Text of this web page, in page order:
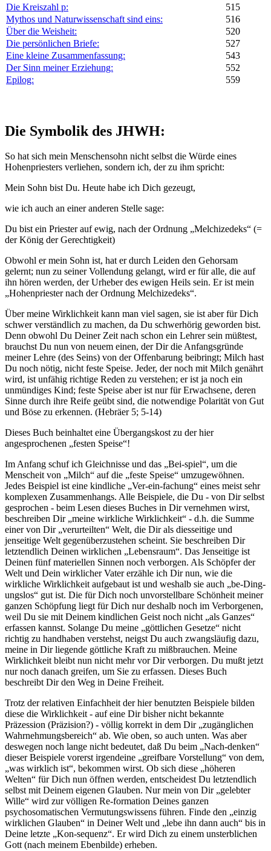
Die Kreiszahl p:
515
Mythos und Naturwissenschaft sind eins:
516
Über die Weisheit:
520
Die persönlichen Briefe:
527
Eine kleine Zusammenfassung:
543
Der Sinn meiner Erziehung:
552
Epilog:
559
Die Symbolik des JHWH:
So hat sich mein Menschensohn nicht selbst die Würde eines
Hohenpriesters verliehen, sondern ich, der zu ihm spricht:
Mein Sohn bist Du. Heute habe ich Dich gezeugt,
wie ich auch an einer anderen Stelle sage:
Du bist ein Priester auf ewig, nach der Ordnung „Melchizedeks“ (=
der König der Gerechtigkeit)
Obwohl er mein Sohn ist, hat er durch Leiden den Gehorsam
gelernt; nun zu seiner Vollendung gelangt, wird er für alle, die auf
ihn hören werden, der Urheber des ewigen Heils sein. Er ist mein
„Hohenpriester nach der Ordnung Melchizedeks“.
Über meine Wirklichkeit kann man viel sagen, sie ist aber für Dich
schwer verständlich zu machen, da Du schwerhörig geworden bist.
Denn obwohl Du Deiner Zeit nach schon ein Lehrer sein müßtest,
brauchst Du nun von neuem einen, der Dir die Anfangsgründe
meiner Lehre (des Seins) von der Offenbarung beibringt; Milch hast
Du noch nötig, nicht feste Speise. Jeder, der noch mit Milch genährt
wird, ist unfähig richtige Reden zu verstehen; er ist ja noch ein
unmündiges Kind; feste Speise aber ist nur für Erwachsene, deren
Sinne durch ihre Reife geübt sind, die notwendige Polarität von Gut
und Böse zu erkennen. (Hebräer 5; 5-14)
Dieses Buch beinhaltet eine Übergangskost zu der hier
angesprochenen „festen Speise“!
Im Anfang schuf ich Gleichnisse und das „Bei-spiel“, um die
Menscheit von „Milch“ auf die „feste Speise“ umzugewöhnen.
Jedes Beispiel ist eine kindliche „Ver-ein-fachung“ eines meist sehr
komplexen Zusammenhangs. Alle Beispiele, die Du - von Dir selbst
gesprochen - beim Lesen dieses Buches in Dir vernehmen wirst,
beschreiben Dir „meine wirkliche Wirklichkeit“ - d.h. die Summe
einer von Dir „verurteilten“ Welt, die Dir als diesseitige und
jenseitige Welt gegenüberzustehen scheint. Sie beschreiben Dir
letztendlich Deinen wirklichen „Lebensraum“. Das Jenseitige ist
Deinen fünf materiellen Sinnen noch verborgen. Als Schöpfer der
Welt und Dein wirklicher Vater erzähle ich Dir nun, wie die
wirkliche Wirklichkeit aufgebaut ist und weshalb sie auch „be-Ding-
ungslos“ gut ist. Die für Dich noch unvorstellbare Schönheit meiner
ganzen Schöpfung liegt für Dich nur deshalb noch im Verborgenen,
weil Du sie mit Deinem kindlichen Geist noch nicht „als Ganzes“
erfassen kannst. Solange Du meine „göttlichen Gesetze“ nicht
richtig zu handhaben verstehst, neigst Du auch zwangsläufig dazu,
meine in Dir liegende göttliche Kraft zu mißbrauchen. Meine
Wirklichkeit bleibt nun nicht mehr vor Dir verborgen. Du mußt jetzt
nur noch danach greifen, um Sie zu erfassen. Dieses Buch
beschreibt Dir den Weg in Deine Freiheit.
Trotz der relativen Einfachheit der hier benutzten Beispiele bilden
diese die Wirklichkeit - auf eine Dir bisher nicht bekannte
Präzession (Präzision?) - völlig korrekt in dem Dir „zugänglichen
Wahrnehmungsbereich“ ab. Wie oben, so auch unten. Was aber
deswegen noch lange nicht bedeutet, daß Du beim „Nach-denken“
dieser Beispiele vorerst irgendeine „greifbare Vorstellung“ von dem,
„was wirklich ist“, bekommen wirst. Ob sich diese „höheren
Welten“ für Dich nun öffnen werden, entscheidest Du letztendlich
selbst mit Deinem eigenen Glauben. Nur mein von Dir „gelebter
Wille“ wird zur völligen Re-formation Deines ganzen
psychosomatischen Vermutungswissens führen. Finde den „einzig
wirklichen Glauben“ in Deiner Welt und „lebe ihn dann auch“ bis in
Deine letzte „Kon-sequenz“. Er wird Dich zu einem unsterblichen
Gott (nach meinem Ebenbilde) erheben.